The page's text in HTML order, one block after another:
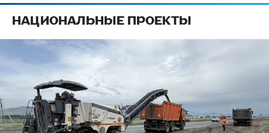
НАЦИОНАЛЬНЫЕ ПРОЕКТЫ